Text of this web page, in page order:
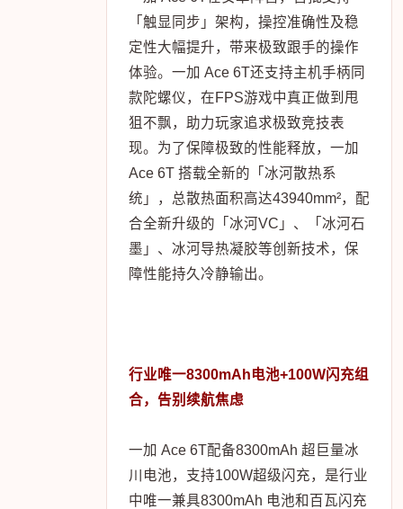
「触显同步」架构，操控准确性及稳
定性大幅提升，带来极致跟手的操作
体验。一加 Ace 6T还支持主机手柄同
款陀螺仪，在FPS游戏中真正做到甩
狙不飘，助力玩家追求极致竞技表
现。为了保障极致的性能释放，一加
Ace 6T 搭载全新的「冰河散热系
统」，总散热面积高达43940mm²，配
合全新升级的「冰河VC」、「冰河石
墨」、冰河导热凝胶等创新技术，保
障性能持久冷静输出。
行业唯一8300mAh电池+100W闪充组
合，告别续航焦虑
一加 Ace 6T配备8300mAh 超巨量冰
川电池，支持100W超级闪充，是行业
中唯一兼具8300mAh 电池和百瓦闪充